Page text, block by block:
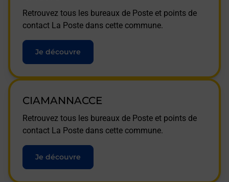
Retrouvez tous les bureaux de Poste et points de
contact La Poste dans cette commune.
Je découvre
CIAMANNACCE
Retrouvez tous les bureaux de Poste et points de
contact La Poste dans cette commune.
Je découvre